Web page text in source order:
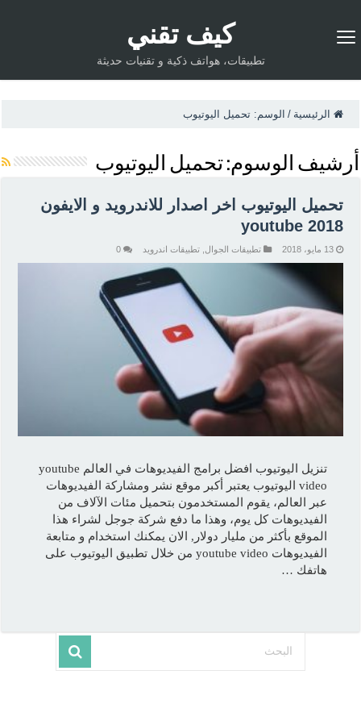
كيف تقني
تطبيقات، هواتف ذكية و تقنيات حديثة
الرئيسية / الوسم:تحميل اليوتيوب
أرشيف الوسوم:تحميل اليوتيوب
تحميل اليوتيوب اخر اصدار للاندرويد و الايفون
youtube 2018
13 مايو، 2018 تطبيقات الجوال ,تطبيقات اندرويد 0
تنزيل اليوتيوب افضل برامج الفيديوهات في العالم youtube
video اليوتيوب يعتبر أكبر موقع نشر ومشاركة الفيديوهات
عبر العالم، يقوم المستخدمون بتحميل مئات الآلاف من
الفيديوهات كل يوم، وهذا ما دفع شركة جوجل لشراء هذا
الموقع بأكثر من مليار دولار, الان يمكنك استخدام و متابعة
الفيديوهات youtube video من خلال تطبيق اليوتيوب على
هاتفك …